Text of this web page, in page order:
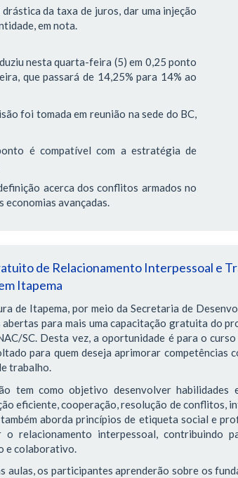
da taxa de juros, dar uma injeção
em nota.
nesta quarta-feira (5) em 0,25 ponto
que passará de 14,25% para 14% ao
foi tomada em reunião na sede do BC,
é compatível com a estratégia de
acerca dos conflitos armados no
avançadas.
de Relacionamento Interpessoal e
Itapema
de Itapema, por meio da Secretaria de
abertas para mais uma capacitação gratuita do
SC. Desta vez, a oportunidade é para o
para quem deseja aprimorar competências
trabalho.
tem como objetivo desenvolver habilidades
eficiente, cooperação, resolução de conflitos,
aborda princípios de etiqueta social e
o relacionamento interpessoal, contribuindo
e colaborativo.
aulas, os participantes aprenderão sobre os